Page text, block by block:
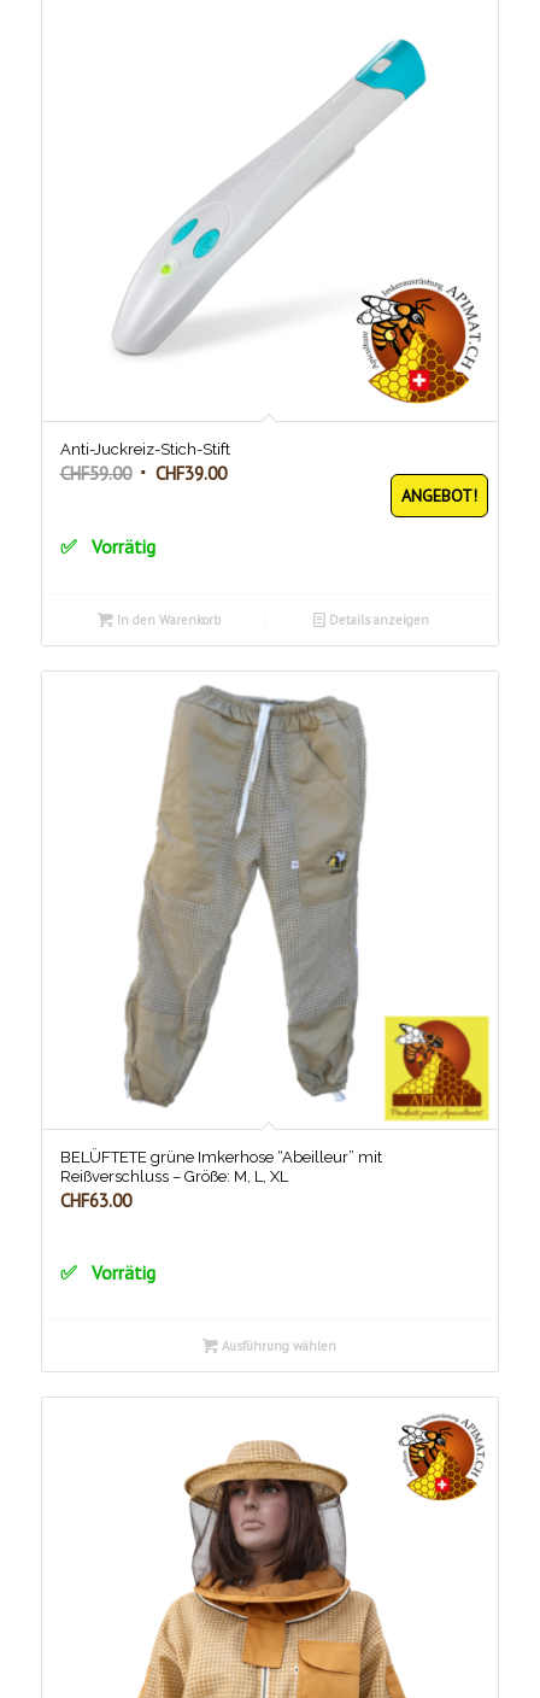
Anti-Juckreiz-Stich-Stift
CHF59.00 Ursprünglicher
CHF59.00
CHF39.00Aktueller
ANGEBOT!
Vorrätig
In den Warenkorb Details anzeigen
BELÜFTETE grüne Imkerhose “Abeilleur” mit
Reißverschluss – Größe: M, L, XL
CHF63.00
Vorrätig
Ausführung wählen